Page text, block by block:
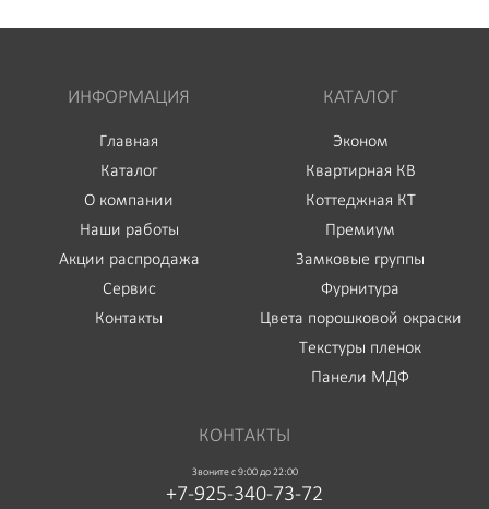
ИНФОРМАЦИЯ
Главная
Каталог
О компании
Наши работы
Акции распродажа
Сервис
Контакты
КАТАЛОГ
Эконом
Квартирная КВ
Коттеджная КТ
Премиум
Замковые группы
Фурнитура
Цвета порошковой окраски
Текстуры пленок
Панели МДФ
КОНТАКТЫ
Звоните с 9:00 до 22:00
+7-925-340-73-72